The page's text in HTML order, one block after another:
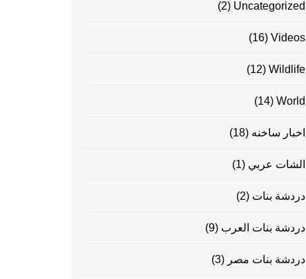
Uncategorized
(2)
Videos
(16)
Wildlife
(12)
World
(14)
اخبار ساخنه (18)
الشات عربي (1)
دردشة بنات (2)
دردشة بنات العرب (9)
دردشة بنات مصر (3)